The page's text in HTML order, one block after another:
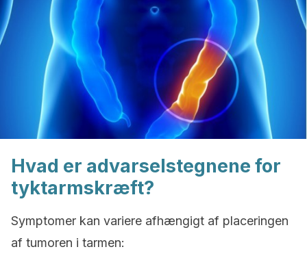
Hvad er advarselstegnene for
tyktarmskræft?
Symptomer kan variere afhængigt af placeringen
af ​​tumoren i tarmen: